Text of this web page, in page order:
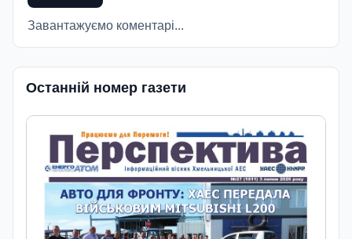
Завантажуємо коментарі...
Останній номер газети